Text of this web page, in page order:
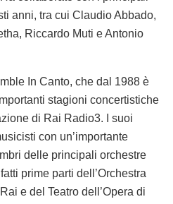
anni, tra cui Claudio Abbado,
Riccardo Muti e Antonio
In Canto, che dal 1988 è
stagioni concertistiche
di Rai Radio3. I suoi
con un’importante
delle principali orchestre
prime parti dell’Orchestra
e del Teatro dell’Opera di